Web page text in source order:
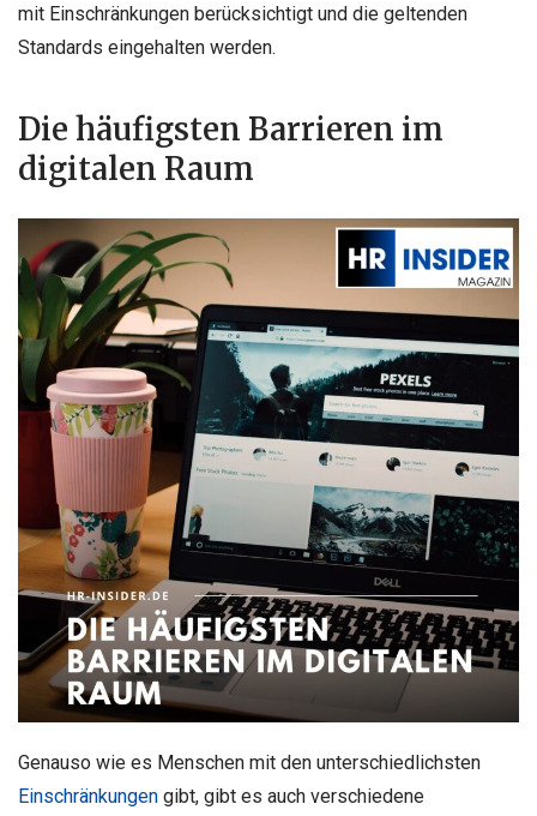
mit Einschränkungen berücksichtigt und die geltenden
Standards eingehalten werden.
Die häufigsten Barrieren im
digitalen Raum
Genauso wie es Menschen mit den unterschiedlichsten
Einschränkungen gibt, gibt es auch verschiedene